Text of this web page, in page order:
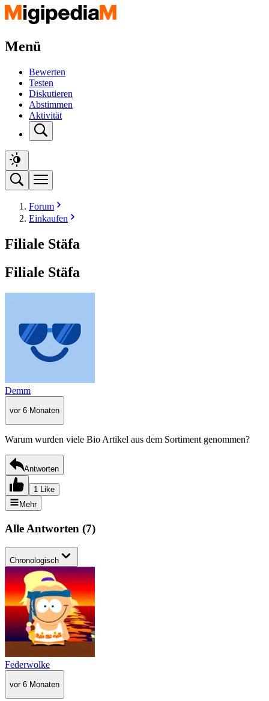
Menü
Bewerten
Testen
Diskutieren
Abstimmen
Aktivität
Forum
Einkaufen
Filiale Stäfa
Filiale Stäfa
Demm
vor 6 Monaten
Warum wurden viele Bio Artikel aus dem Sortiment genommen?
Antworten
1 Like
Mehr
Alle Antworten (7)
Chronologisch
Federwolke
vor 6 Monaten